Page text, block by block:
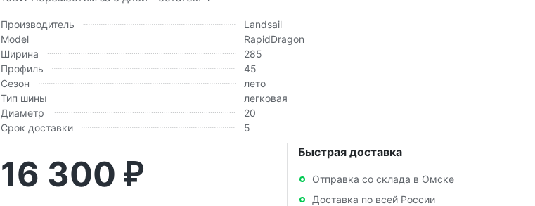
Производитель
Landsail
Model
RapidDragon
Ширина
285
Профиль
45
Сезон
лето
Тип шины
легковая
Диаметр
20
Срок доставки
5
16 300 ₽
Быстрая доставка
Отправка со склада в Омске
Доставка по всей России